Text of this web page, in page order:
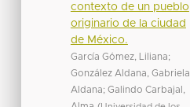
contexto de un pueblo
originario de la ciudad
de México.
García Gómez, Liliana;
González Aldana, Gabriela
Aldana; Galindo Carbajal,